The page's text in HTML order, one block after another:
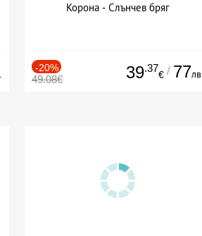
Корона - Слънчев бряг
-20%
49.08€ 39.37
€ / 77лв.